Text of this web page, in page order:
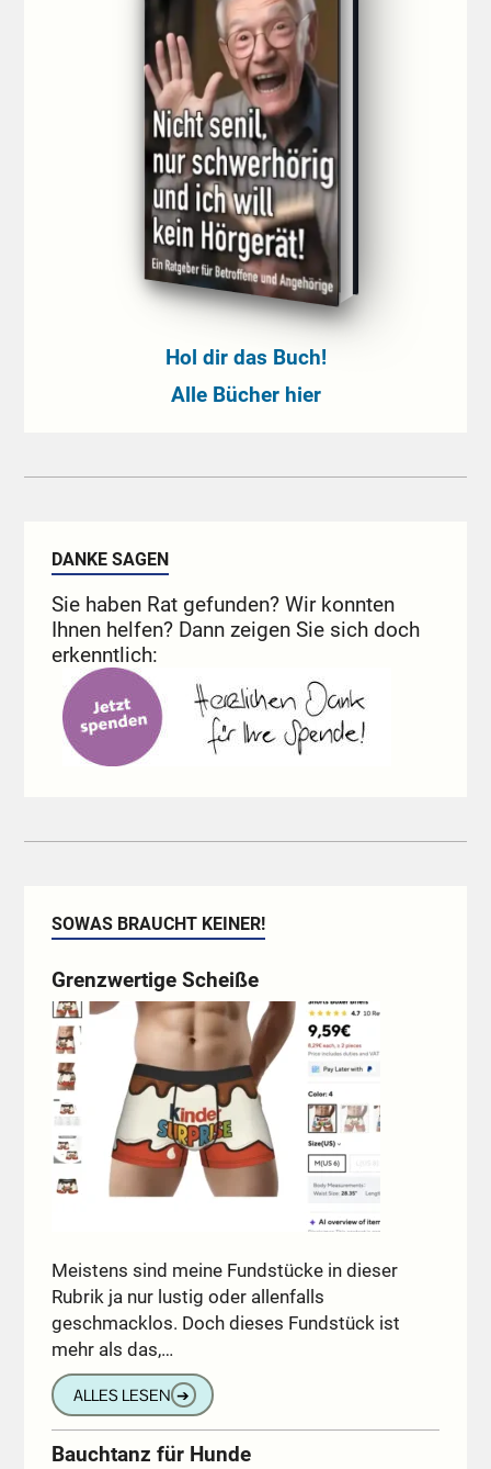
Hol dir das Buch!
Alle Bücher hier
DANKE SAGEN
Sie haben Rat gefunden? Wir konnten
Ihnen helfen? Dann zeigen Sie sich doch
erkenntlich:
SOWAS BRAUCHT KEINER!
Grenzwertige Scheiße
Meistens sind meine Fundstücke in dieser
Rubrik ja nur lustig oder allenfalls
geschmacklos. Doch dieses Fundstück ist
mehr als das,…
ALLES LESEN ➔
Bauchtanz für Hunde